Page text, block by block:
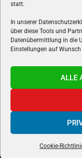
statt.
In unserer
über diese Tools und
Datenübermittlung in die
Einstellungen auf
ALLE
Cookie-
Gamers.at v6 © 1999-
Datenschutzerklärung